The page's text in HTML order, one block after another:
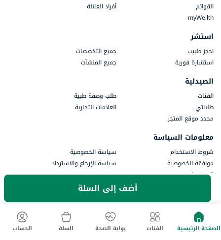
أضف إلى السلة
القوائم
أفراد العائلة
myWellth
استشر
احجز طبيب
جميع التخصصات
استشارة فورية
جميع المنشآت
الصيدلية
الفئات
طلب وصفة طبية
طلباتي
العلامات التجارية
محدد موقع المتجر
معلومات السياسة
شروط الاستخدام
سياسة الخصوصية
موافقة الخصوصية
سياسة الإرجاع والاسترداد
المدفوعات
جزء من أستر دي إم للرعاية الصحية
الصفحة الرئيسية الفئات بوابة الصحة السلة الحساب